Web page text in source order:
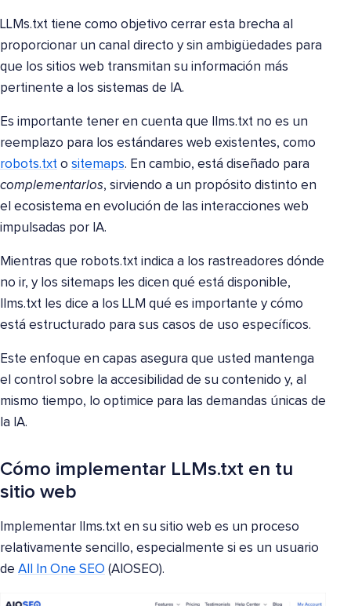
LLMs.txt tiene como objetivo cerrar esta brecha al
proporcionar un canal directo y sin ambigüedades para
que los sitios web transmitan su información más
pertinente a los sistemas de IA.
Es importante tener en cuenta que llms.txt no es un
reemplazo para los estándares web existentes, como
robots.txt o sitemaps. En cambio, está diseñado para
complementarlos, sirviendo a un propósito distinto en
el ecosistema en evolución de las interacciones web
impulsadas por IA.
Mientras que robots.txt indica a los rastreadores dónde
no ir, y los sitemaps les dicen qué está disponible,
llms.txt les dice a los LLM qué es importante y cómo
está estructurado para sus casos de uso específicos.
Este enfoque en capas asegura que usted mantenga
el control sobre la accesibilidad de su contenido y, al
mismo tiempo, lo optimice para las demandas únicas de
la IA.
Cómo implementar LLMs.txt en tu
sitio web
Implementar llms.txt en su sitio web es un proceso
relativamente sencillo, especialmente si es un usuario
de All In One SEO (AIOSEO).